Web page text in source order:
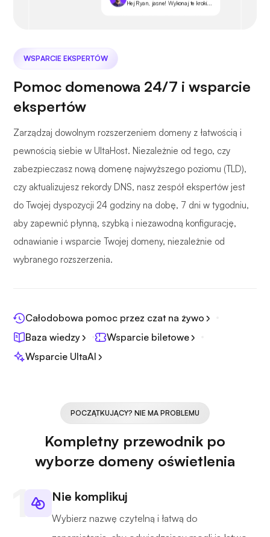
Hej Ryan, jasne! Wykonaj te kroki...
WSPARCIE EKSPERTÓW
Pomoc domenowa 24/7 i wsparcie
ekspertów
Zarządzaj dowolnym rozszerzeniem domeny z łatwością i
pewnością siebie w UltaHost. Niezależnie od tego, czy
zabezpieczasz nową domenę najwyższego poziomu (TLD),
czy aktualizujesz rekordy DNS, nasz zespół ekspertów jest
do Twojej dyspozycji 24 godziny na dobę, 7 dni w tygodniu,
aby zapewnić płynną, szybką i niezawodną konfigurację,
odnawianie i wsparcie Twojej domeny, niezależnie od
wybranego rozszerzenia.
Całodobowa pomoc przez czat na żywo
Baza wiedzy
Wsparcie biletowe
Wsparcie UltaAI
POCZĄTKUJĄCY? NIE MA PROBLEMU
Kompletny przewodnik po
wyborze domeny oświetlenia
Nie komplikuj
Wybierz nazwę czytelną i łatwą do